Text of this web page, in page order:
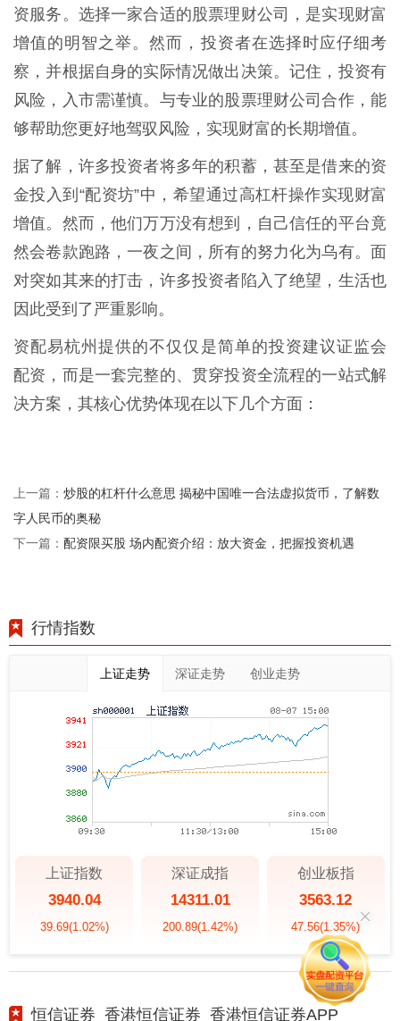
资服务。选择一家合适的股票理财公司，是实现财富
增值的明智之举。然而，投资者在选择时应仔细考
察，并根据自身的实际情况做出决策。记住，投资有
风险，入市需谨慎。与专业的股票理财公司合作，能
够帮助您更好地驾驭风险，实现财富的长期增值。
据了解，许多投资者将多年的积蓄，甚至是借来的资
金投入到“配资坊”中，希望通过高杠杆操作实现财富
增值。然而，他们万万没有想到，自己信任的平台竟
然会卷款跑路，一夜之间，所有的努力化为乌有。面
对突如其来的打击，许多投资者陷入了绝望，生活也
因此受到了严重影响。
资配易杭州提供的不仅仅是简单的投资建议证监会
配资，而是一套完整的、贯穿投资全流程的一站式解
决方案，其核心优势体现在以下几个方面：
上一篇： 炒股的杠杆什么意思 揭秘中国唯一合法虚拟货币，了解数
字人民币的奥秘
下一篇： 配资限买股 场内配资介绍：放大资金，把握投资机遇
行情指数
上证走势 深证走势 创业走势
上证指数
3940.04
39.69(1.02%)
深证成指
14311.01
200.89(1.42%)
创业板指
3563.12
47.56(1.35%)
恒信证券_香港恒信证券_香港恒信证券APP